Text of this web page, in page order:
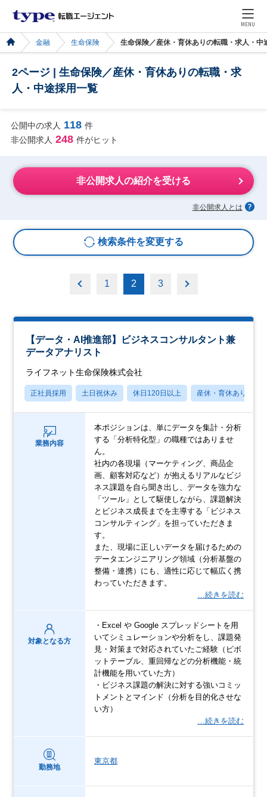
MENU
金融 生命保険 生命保険／産休・育休ありの転職・求人・中
2ページ | 生命保険／産休・育休ありの転職・求
人・中途採用一覧
公開中の求人 118 件
非公開求人 248 件がヒット
非公開求人の紹介を受ける
非公開求人とは
検索条件を変更する
1 2 3
【データ・AI推進部】ビジネスコンサルタント兼
データアナリスト
ライフネット生命保険株式会社
正社員採用 土日祝休み 休日120日以上 産休・育休あり
業務内容
本ポジションは、単にデータを集計・分析
する「分析特化型」の職種ではありませ
ん。
社内の各現場（マーケティング、商品企
画、顧客対応など）が抱えるリアルなビジ
ネス課題を自ら聞き出し、データを強力な
「ツール」として駆使しながら、課題解決
とビジネス成長までを主導する「ビジネス
コンサルティング」を担っていただきま
す。
また、現場に正しいデータを届けるための
データエンジニアリング領域（分析基盤の
整備・連携）にも、適性に応じて幅広く携
わっていただきます。
…続きを読む
対象となる方
・Excel や Google スプレッドシートを用
いてシミュレーションや分析をし、課題発
見・対策まで対応されていたご経験（ピボ
ットテーブル、重回帰などの分析機能・統
計機能を用いていた方）
・ビジネス課題の解決に対する強いコミッ
トメントとマインド（分析を目的化させな
い方）
…続きを読む
勤務地
東京都